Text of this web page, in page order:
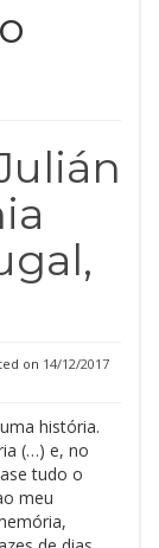
on 14/12/2017
história.
(…) e, no
tudo o
meu